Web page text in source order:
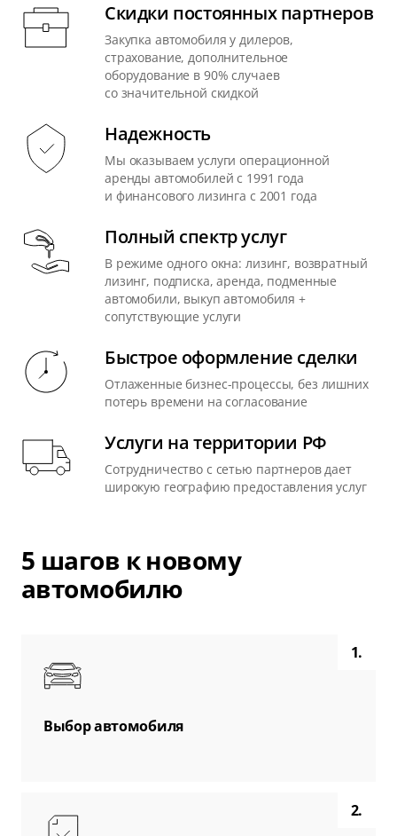
Скидки постоянных партнеров
Закупка автомобиля у дилеров,
страхование, дополнительное
оборудование в 90% случаев
со значительной скидкой
Надежность
Мы оказываем услуги операционной
аренды автомобилей с 1991 года
и финансового лизинга с 2001 года
Полный спектр услуг
В режиме одного окна: лизинг, возвратный
лизинг, подписка, аренда, подменные
автомобили, выкуп автомобиля +
сопутствующие услуги
Быстрое оформление сделки
Отлаженные бизнес-процессы, без лишних
потерь времени на согласование
Услуги на территории РФ
Сотрудничество с сетью партнеров дает
широкую географию предоставления услуг
5 шагов к новому
автомобилю
1.
Выбор автомобиля
2.